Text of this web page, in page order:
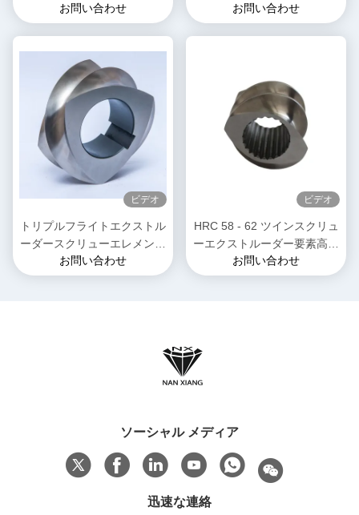
リューエレメント 食品・ス
ナックエクストルーション機
お問い合わせ
ンスクリューエレメント
お問い合わせ
ビデオ
トリプルフライトエクストル
ーダースクリューエレメント
プラスチックゴム複合用のシ
ングルスラインシャフト
お問い合わせ
ビデオ
HRC 58 - 62 ツインスクリュ
ーエクストルーダー要素高温
エクストルーション機械部品
お問い合わせ
ソーシャル メディア
迅速な連絡